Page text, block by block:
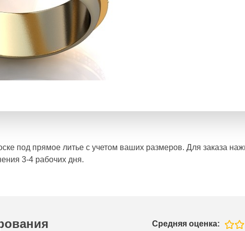
под прямое литье с учетом ваших размеров. Для заказа
3-4 рабочих дня.
Средняя оценка: